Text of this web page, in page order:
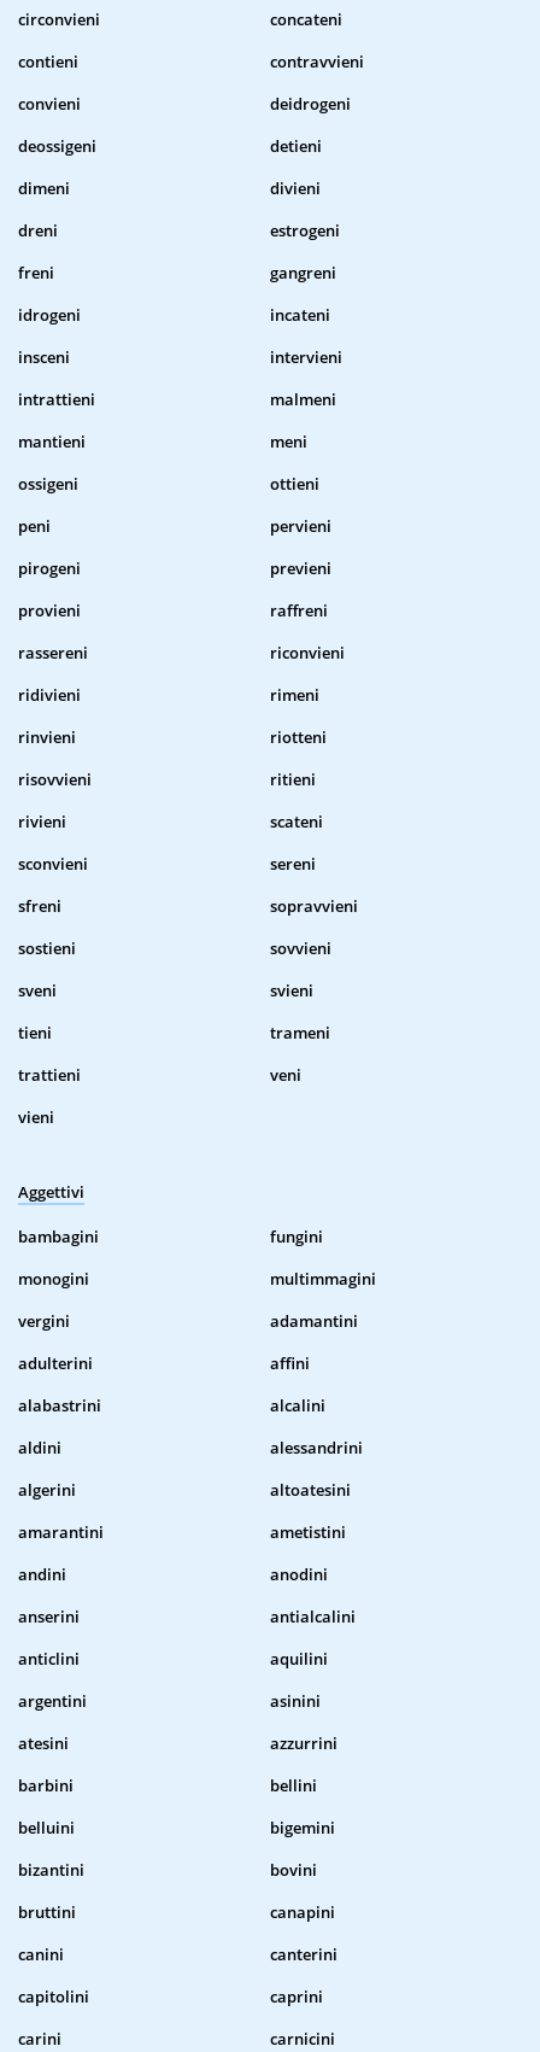
circonvieni
concateni
contieni
contravvieni
convieni
deidrogeni
deossigeni
detieni
dimeni
divieni
dreni
estrogeni
freni
gangreni
idrogeni
incateni
insceni
intervieni
intrattieni
malmeni
mantieni
meni
ossigeni
ottieni
peni
pervieni
pirogeni
previeni
provieni
raffreni
rassereni
riconvieni
ridivieni
rimeni
rinvieni
riotteni
risovvieni
ritieni
rivieni
scateni
sconvieni
sereni
sfreni
sopravvieni
sostieni
sovvieni
sveni
svieni
tieni
trameni
trattieni
veni
vieni
Aggettivi
bambagini
fungini
monogini
multimmagini
vergini
adamantini
adulterini
affini
alabastrini
alcalini
aldini
alessandrini
algerini
altoatesini
amarantini
ametistini
andini
anodini
anserini
antialcalini
anticlini
aquilini
argentini
asinini
atesini
azzurrini
barbini
bellini
belluini
bigemini
bizantini
bovini
bruttini
canapini
canini
canterini
capitolini
caprini
carini
carnicini